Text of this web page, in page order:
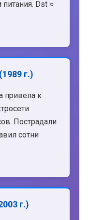
Dst ≈
г.)
привела к
Пострадали
сотни
г.)